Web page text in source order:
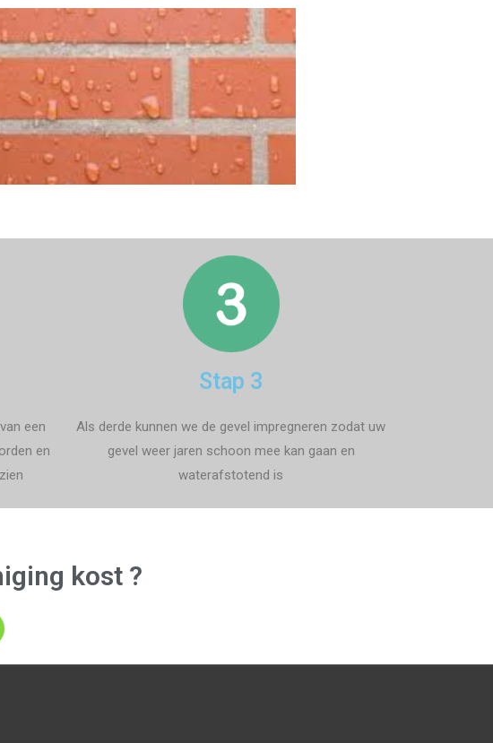
een
en
Stap 3
Als derde kunnen we de gevel impregneren zodat uw
gevel weer jaren schoon mee kan gaan en
waterafstotend is
kost ?